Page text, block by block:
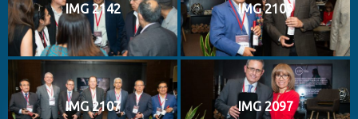
IMG 2142 IMG 2109
IMG 2107 IMG 2097